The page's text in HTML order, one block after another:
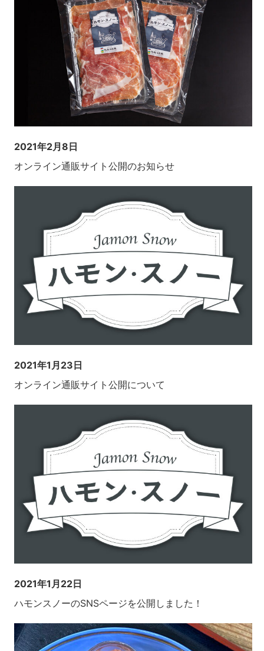
2021年2月8日
オンライン通販サイト公開のお知らせ
2021年1月23日
オンライン通販サイト公開について
2021年1月22日
ハモンスノーのSNSページを公開しました！